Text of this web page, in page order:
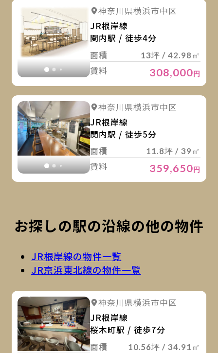
詳細を見る 詳細を見る
神奈川県横浜市中区
JR根岸線
関内駅 / 徒歩4分
面積
13坪 / 42.98㎡
賃料 308,000円
詳細を見る 詳細を見る
神奈川県横浜市中区
JR根岸線
関内駅 / 徒歩5分
面積
11.8坪 / 39㎡
賃料 359,650円
お探しの駅の沿線の他の物件
JR根岸線の物件一覧
JR京浜東北線の物件一覧
詳細を見る 詳細を見る
神奈川県横浜市中区
JR根岸線
桜木町駅 / 徒歩7分
面積
10.56坪 / 34.91㎡